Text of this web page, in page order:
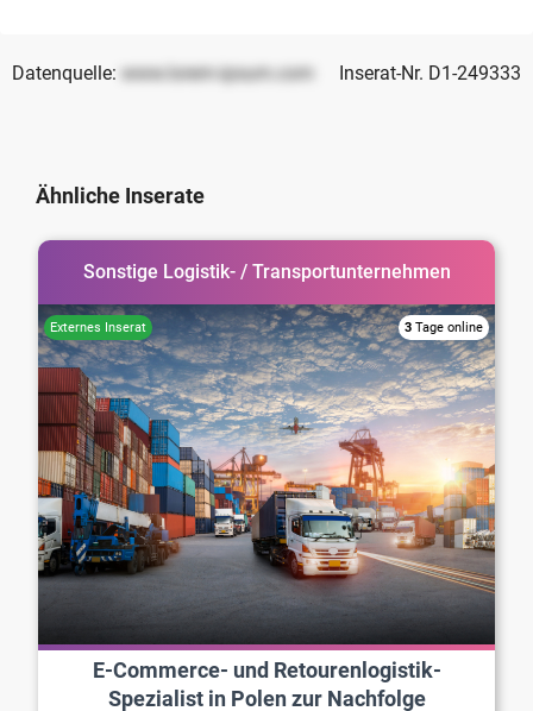
Datenquelle: www.lorem-ipsum.com Inserat-Nr. D1-249333
Ähnliche Inserate
Sonstige Logistik- / Transportunternehmen
3 Tage online
E-Commerce- und Retourenlogistik-
Spezialist in Polen zur Nachfolge